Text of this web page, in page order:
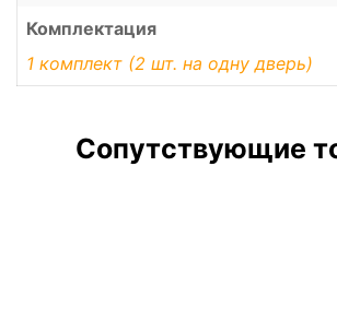
Комплектация
1 комплект (2 шт. на одну дверь)
Сопутствующие